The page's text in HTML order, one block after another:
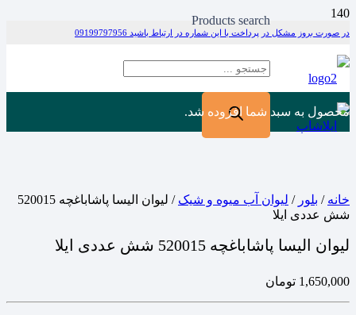
در صورت بروز مشکل در پرداخت با این شماره در ارتباط باشید 09199797956
Products search
محصول به سبد شما افزوده شد.
خانه / بلور / لیوان آب میوه و شیک
/ لیوان الیسا پاشاباغچه 520015
شش عددی ایلا
لیوان الیسا پاشاباغچه 520015 شش عددی ایلا
1,650,000 تومان